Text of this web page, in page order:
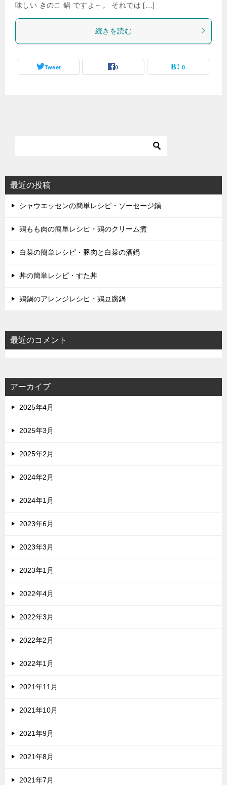
味しい きのこ 鍋 ですよ～。 それでは […]
続きを読む
Tweet 0 0
最近の投稿
シャウエッセンの簡単レシピ・ソーセージ鍋
鶏もも肉の簡単レシピ・鶏のクリーム煮
白菜の簡単レシピ・豚肉と白菜の酒鍋
丼の簡単レシピ・すた丼
鶏鍋のアレンジレシピ・鶏豆腐鍋
最近のコメント
アーカイブ
2025年4月
2025年3月
2025年2月
2024年2月
2024年1月
2023年6月
2023年3月
2023年1月
2022年4月
2022年3月
2022年2月
2022年1月
2021年11月
2021年10月
2021年9月
2021年8月
2021年7月